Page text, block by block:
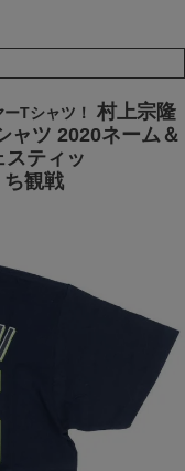
Tシャツ！
村上宗隆
ャツ 2020ネーム＆
ティッ
観戦